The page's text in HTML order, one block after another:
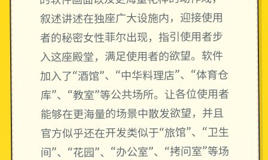
叙述讲述在独座广大设施内，迎接使用
者的秘密女性菲尔出现，指引使用者步
入这座殿堂，满足使用者的欲望。软件
加入了“酒馆”、“中华料理店”、“体育仓
库”、“教室”等公共场所。让各位使用者
能够在更海量的场景中散发欲望，并且
官方似乎还在开发类似于“旅馆”、“卫生
间”、“花园”、“办公室”、“拷问室”等场